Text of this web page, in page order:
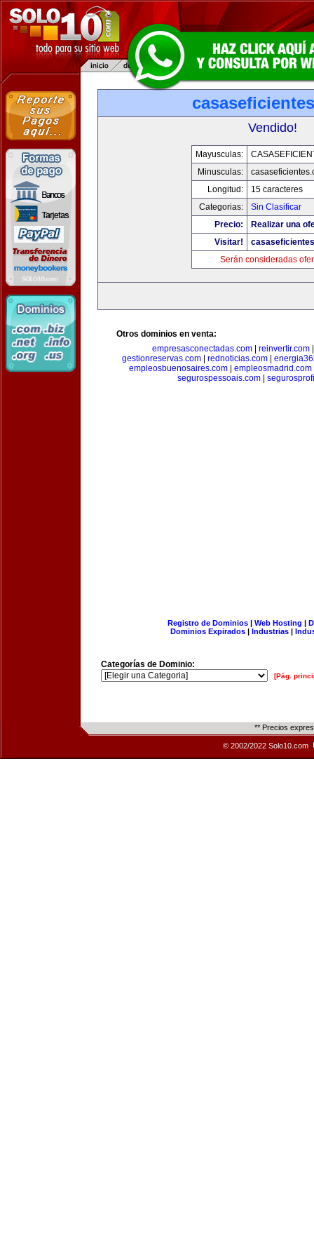
Vendido!
Mayusculas:
Minusculas:
Longitud:
15 caracteres
Categorias:
Sin Clasificar
Precio:
Realizar una
Visitar!
Serán consideradas
Otros dominios en venta:
empresasconectadas.com| reinvertir.com
gestionreservas.com| rednoticias.com|
empleosbuenosaires.com
empleosmadrid.com
segurospessoais.com|
Registro de Dominios| Web Hosting |
Dominios Expirados | Industrias |
Categorías de Dominio:
[Pág.
** Precios
© 2002/2022 Solo10.com